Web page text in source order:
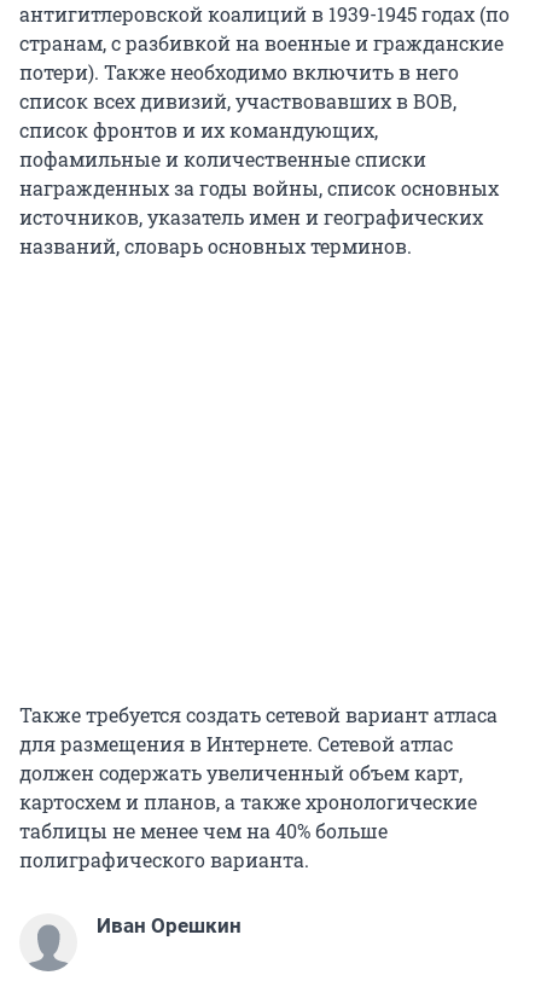
антигитлеровской коалиций в 1939-1945 годах (по
странам, с разбивкой на военные и гражданские
потери). Также необходимо включить в него
список всех дивизий, участвовавших в ВОВ,
список фронтов и их командующих,
пофамильные и количественные списки
награжденных за годы войны, список основных
источников, указатель имен и географических
названий, словарь основных терминов.
Также требуется создать сетевой вариант атласа
для размещения в Интернете. Сетевой атлас
должен содержать увеличенный объем карт,
картосхем и планов, а также хронологические
таблицы не менее чем на 40% больше
полиграфического варианта.
Иван Орешкин